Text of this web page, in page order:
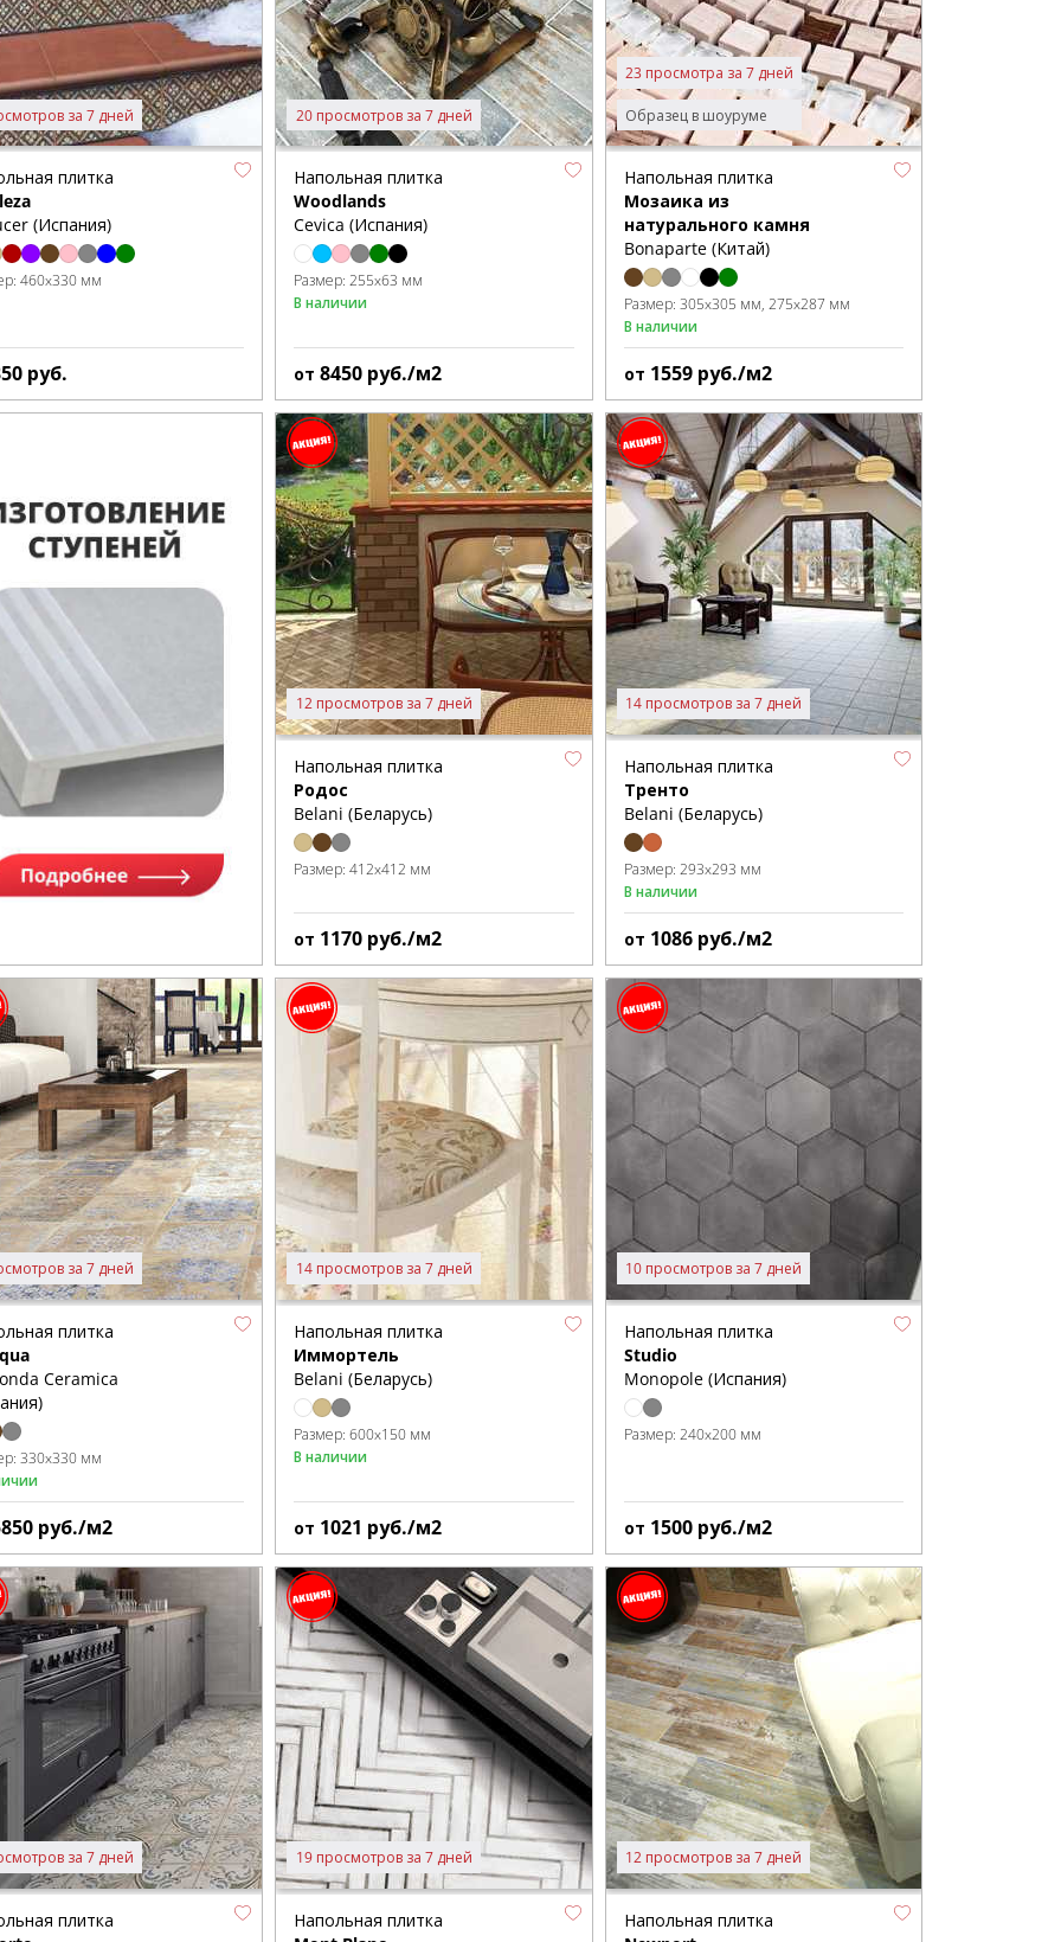
за 7 дней
плитка
(Испания)
460x330 мм
руб.
20 просмотров за 7 дней
Напольная плитка
Woodlands
Cevica (Испания)
Размер:255x63 мм
В наличии
от8450 руб./м2
Образец в шоуруме
23 просмотра за 7 дней
Напольная плитка
Мозаика из
натурального камня
Bonaparte (Китай)
Размер: 305x305 мм 275x287 мм
В наличии
от 1559 руб./м2
12 просмотров за 7 дней
Напольная плитка
Родос
Belani (Беларусь)
Размер:412x412 мм
от 1170 руб./м2
14 просмотров за 7 дней
Напольная плитка
Тренто
Belani (Беларусь)
Размер: 293x293 мм
В наличии
от 1086 руб./м2
за 7 дней
плитка
Ceramica
330x330 мм
руб./м2
14 просмотров за 7 дней
Напольная плитка
Иммортель
Belani (Беларусь)
Размер:600x150 мм
В наличии
от 1021 руб./м2
10 просмотров за 7 дней
Напольная плитка
Studio
Monopole (Испания)
Размер: 240x200 мм
от 1500 руб./м2
за 7 дней
плитка
19 просмотров за 7 дней
Напольная плитка
12 просмотров за 7 дней
Напольная плитка